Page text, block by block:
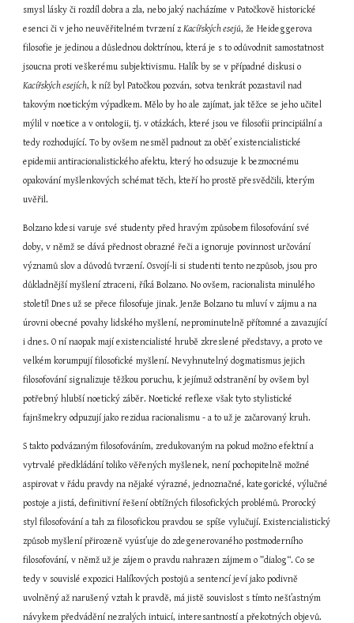
smysl lásky či rozdíl dobra a zla, nebo jaký nacházíme v Patočkově historické
esenci či v jeho neuvěřitelném tvrzení z Kacířských esejů, že Heideggerova
filosofie je jedinou a důslednou doktrínou, která je s to odůvodnit samostatnost
Kacířských esejích, k níž byl Patočkou pozván, sotva tenkrát pozastavil nad
takovým noetickým výpadkem. Mělo by ho ale zajímat, jak těžce se jeho učitel
mýlil v noetice a v ontologii, tj. v otázkách, které jsou ve filosofii principiální a
tedy rozhodující. To by ovšem nesměl padnout za oběť existencialistické
epidemii antiracionalistického afektu, který ho odsuzuje k bezmocnému
opakování myšlenkových schémat těch, kteří ho prostě přesvědčili, kterým
uvěřil.
Bolzano kdesi varuje své studenty před hravým způsobem filosofování své
doby, v němž se dává přednost obrazné řeči a ignoruje povinnost určování
významů slov a důvodů tvrzení. Osvojí-li si studenti tento nezpůsob, jsou pro
důkladnější myšlení ztraceni, říká Bolzano. No ovšem, racionalista minulého
století! Dnes už se přece filosofuje jinak. Jenže Bolzano tu mluví v zájmu a na
úrovni obecné povahy lidského myšlení, neprominutelně přítomné a zavazující
i dnes. O ní naopak mají existencialisté hrubě zkreslené představy, a proto ve
velkém korumpují filosofické myšlení. Nevyhnutelný dogmatismus jejich
filosofování signalizuje těžkou poruchu, k jejímuž odstranění by ovšem byl
potřebný hlubší noetický záběr. Noetické reflexe však tyto stylistické
fajnšmekry odpuzují jako rezidua racionalismu - a to už je začarovaný kruh.
S takto podvázaným filosofováním, zredukovaným na pokud možno efektní a
vytrvalé předkládání toliko věřených myšlenek, není pochopitelně možné
aspirovat v řádu pravdy na nějaké výrazné, jednoznačné, kategorické, výlučné
postoje a jistá, definitivní řešení obtížných filosofických problémů. Prorocký
styl filosofování a tah za filosofickou pravdou se spíše vylučují. Existencialistický
způsob myšlení přirozeně vyúsťuje do zdegenerovaného postmoderního
filosofování, v němž už je zájem o pravdu nahrazen zájmem o ”dialog“. Co se
tedy v souvislé expozici Halíkových postojů a sentencí jeví jako podivně
uvolněný až narušený vztah k pravdě, má jistě souvislost s tímto nešťastným
návykem předvádění nezralých intuicí, interesantností a překotných objevů.